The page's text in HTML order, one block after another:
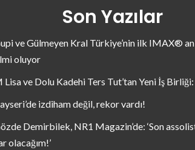
Son Yazılar
ve Gülmeyen Kral Türkiye’nin ilk IMAX®
oluyor
Lisa ve Dolu Kadehi Ters Tut’tan Yeni İş
izdiham değil, rekor vardı!
Demirbilek, NR1 Magazin’de: ‘Son
olacağım!’